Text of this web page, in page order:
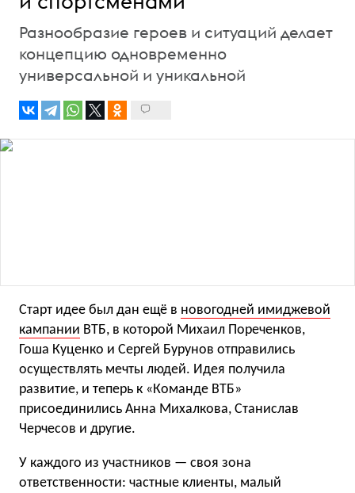
Разнообразие героев и ситуаций делает
концепцию одновременно
универсальной и уникальной
Старт идее был дан ещё в новогодней имиджевой
кампании ВТБ, в которой Михаил Пореченков,
Гоша Куценко и Сергей Бурунов отправились
осуществлять мечты людей. Идея получила
развитие, и теперь к «Команде ВТБ»
присоединились Анна Михалкова, Станислав
Черчесов и другие.
У каждого из участников — своя зона
ответственности: частные клиенты, малый